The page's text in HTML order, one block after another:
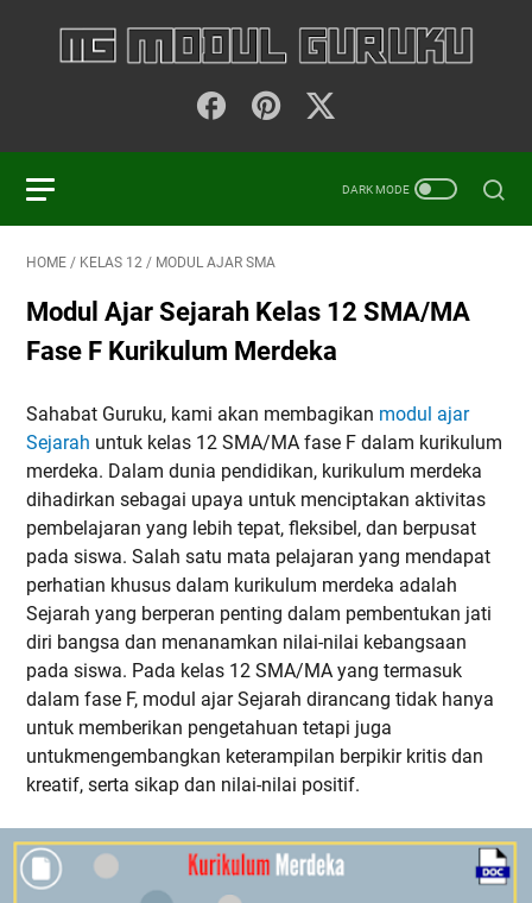
HOME / KELAS 12 / MODUL AJAR SMA
Modul Ajar Sejarah Kelas 12 SMA/MA
Fase F Kurikulum Merdeka
Sahabat Guruku, kami akan membagikan modul ajar
Sejarah untuk kelas 12 SMA/MA fase F dalam kurikulum
merdeka. Dalam dunia pendidikan, kurikulum merdeka
dihadirkan sebagai upaya untuk menciptakan aktivitas
pembelajaran yang lebih tepat, fleksibel, dan berpusat
pada siswa. Salah satu mata pelajaran yang mendapat
perhatian khusus dalam kurikulum merdeka adalah
Sejarah yang berperan penting dalam pembentukan jati
diri bangsa dan menanamkan nilai-nilai kebangsaan
pada siswa. Pada kelas 12 SMA/MA yang termasuk
dalam fase F, modul ajar Sejarah dirancang tidak hanya
untuk memberikan pengetahuan tetapi juga
untukmengembangkan keterampilan berpikir kritis dan
kreatif, serta sikap dan nilai-nilai positif.